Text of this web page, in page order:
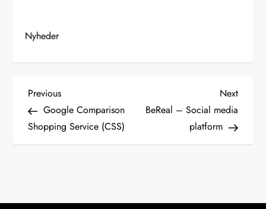
Nyheder
I
n
d
Previous
Post
Previous
Google Comparison
Shopping Service (CSS)
Next
Post
Next
BeReal – Social media
platform